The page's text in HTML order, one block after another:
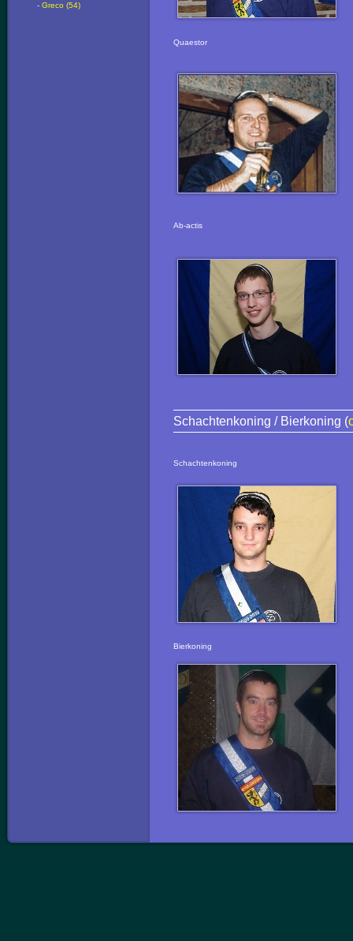
- Greco (54)
Quaestor
Ab-actis
Schachtenkoning / Bierkoning (
Schachtenkoning
Bierkoning